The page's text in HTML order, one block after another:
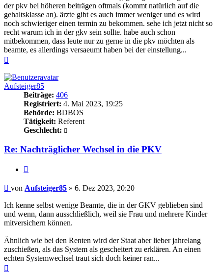
der pkv bei höheren beiträgen oftmals (kommt natürlich auf die
gehaltsklasse an). ärzte gibt es auch immer weniger und es wird
noch schwieriger einen termin zu bekommen. sehe ich jetzt nicht so
recht warum ich in der gkv sein sollte. habe auch schon
mitbekommen, dass leute nur zu gerne in die pkv möchten als
beamte, es allerdings versaeumt haben bei der einstellung...
Aufsteiger85
Beiträge: 406
Registriert: 4. Mai 2023, 19:25
Behörde: BDBOS
Tätigkeit: Referent
Geschlecht:
Re: Nachträglicher Wechsel in die PKV
Beitrag
von Aufsteiger85 » 6. Dez 2023, 20:20
Ich kenne selbst wenige Beamte, die in der GKV geblieben sind
und wenn, dann ausschließlich, weil sie Frau und mehrere Kinder
mitversichern können.
Ähnlich wie bei den Renten wird der Staat aber lieber jahrelang
zuschießen, als das System als gescheitert zu erklären. An einen
echten Systemwechsel traut sich doch keiner ran...